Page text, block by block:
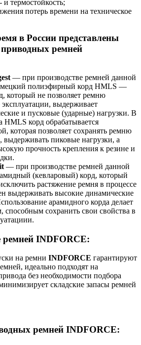
термостойкость;
потерь времени на техническое
в России представлены
ремней
— при производстве ремней данной
полиэфирный корд HMLS —
который не позволяет ремню
эксплуатации, выдерживает
и пусковые (ударные) нагрузки. В
HMLS корд обрабатывается
которая позволяет сохранять ремню
выдерживать пиковые нагрузки, а
прочность крепления к резине и
— при производстве ремней данной
(кевларовый) корд, который
растяжение ремня в процессе
выдерживать высокие динамические
арамидного корда делает
способным сохранить свои свойства в
ремней INDFORCE:
на ремни INDFORCE гарантируют
идеально подходят на
без необходимости подбора
складские запасы ремней
ремней INDFORCE: